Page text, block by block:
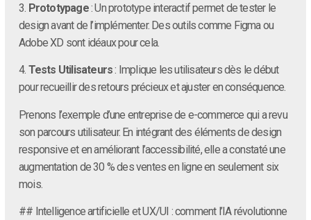
3. Prototypage: Un prototype interactif permet de tester le
design avant de l’implémenter. Des outils comme Figma ou
Adobe XD sont idéaux pour cela.
4. Tests Utilisateurs: Implique les utilisateurs dès le début
pour recueillir des retours précieux et ajuster en conséquence.
Prenons l’exemple d’une entreprise de e-commerce qui a revu
son parcours utilisateur. En intégrant des éléments de design
responsive et en améliorant l’accessibilité, elle a constaté une
augmentation de 30 % des ventes en ligne en seulement six
mois.
## Intelligence artificielle et UX/UI : comment l’IA révolutionne